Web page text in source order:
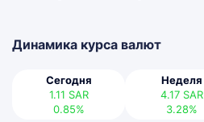
Динамика курса валют
Сегодня
1.11 SAR
0.85%
Неделя
4.17 SAR
3.28%